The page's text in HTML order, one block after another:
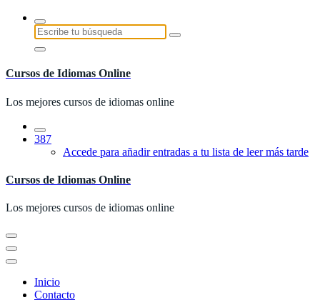
Saltar
contenido
Buscar:
Cursos de Idiomas Online
Los mejores cursos de idiomas online
387
Accede para añadir entradas a tu lista de leer más tarde
Cursos de Idiomas Online
Los mejores cursos de idiomas online
Inicio
Contacto